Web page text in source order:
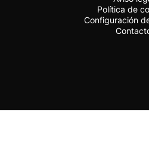
Política de
Configuración